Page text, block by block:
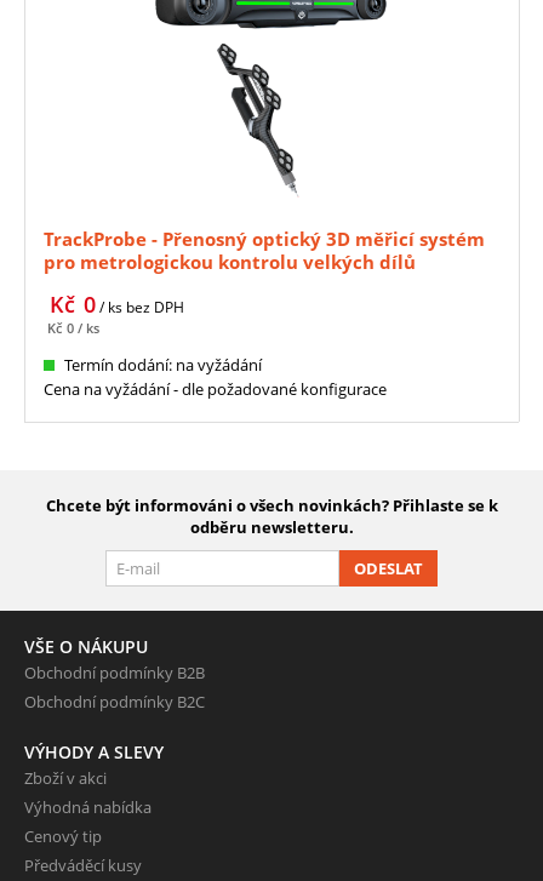
TrackProbe - Přenosný optický 3D měřicí systém
pro metrologickou kontrolu velkých dílů
0
Kč / ks bez DPH
0
Kč / ks
Termín dodání: na vyžádání
Cena na vyžádání - dle požadované konfigurace
Chcete být informováni o všech novinkách? Přihlaste se k
odběru newsletteru.
ODESLAT
VŠE O NÁKUPU
Obchodní podmínky B2B
Obchodní podmínky B2C
VÝHODY A SLEVY
Zboží v akci
Výhodná nabídka
Cenový tip
Předváděcí kusy